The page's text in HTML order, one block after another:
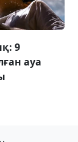
9
ауа